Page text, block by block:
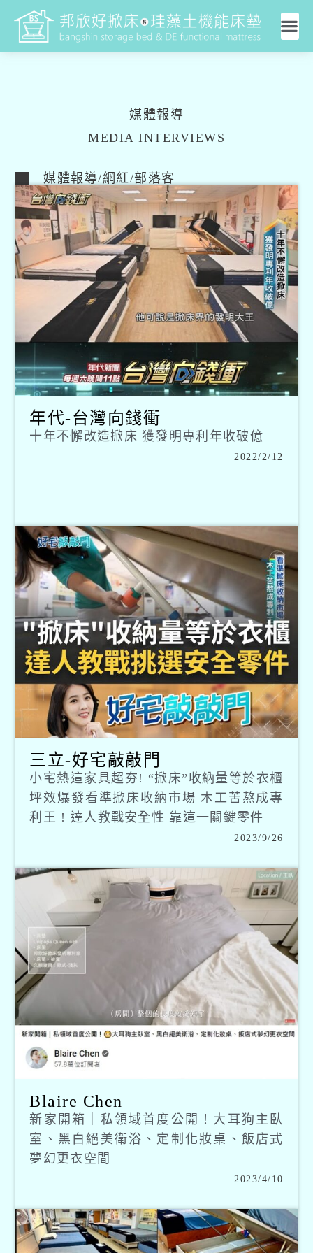
媒體報導
MEDIA INTERVIEWS
媒體報導/網紅/部落客
年代-台灣向錢衝
十年不懈改造掀床 獲發明專利年收破億
2022/2/12
三立-好宅敲敲門
小宅熱這家具超夯! “掀床”收納量等於衣櫃
坪效爆發看準掀床收納市場 木工苦熬成專
利王 ! 達人教戰安全性 靠這一關鍵零件
2023/9/26
Blaire Chen
新家開箱｜私領域首度公開！大耳狗主臥
室、黑白絕美衛浴、定制化妝桌、飯店式
夢幻更衣空間
2023/4/10